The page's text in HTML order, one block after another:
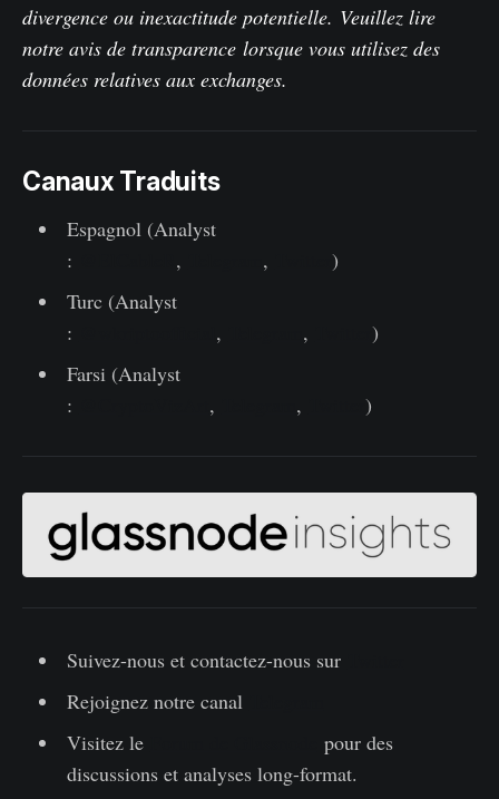
divergence ou inexactitude potentielle. Veuillez lire
notre avis de transparence lorsque vous utilisez des
données relatives aux exchanges.
Canaux Traduits
Espagnol (Analyst
:
, ,
)
Turc (Analyst
:
, ,
)
Farsi (Analyst
:
, , )
Suivez-nous et contactez-nous sur
Rejoignez notre canal
Visitez le
pour des
discussions et analyses long-format.